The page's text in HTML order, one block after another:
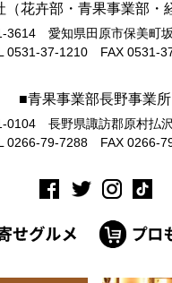
（花卉部・青果事業部・
3614 愛知県田原市保美町
0531-37-1210 FAX 0531-
■青果事業部長野事業所
0104 長野県諏訪郡原村払
0266-79-7288 FAX 0266-